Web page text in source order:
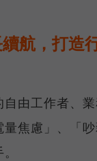
航，打造
由工作者、
焦慮」、「